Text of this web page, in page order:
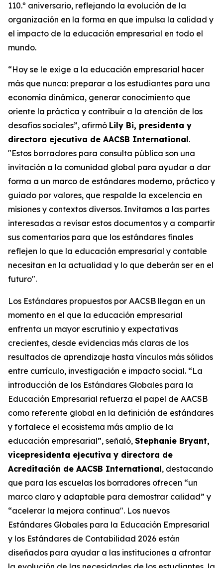
110.º aniversario, reflejando la evolución de la
organización en la forma en que impulsa la calidad y
el impacto de la educación empresarial en todo el
mundo.
“Hoy se le exige a la educación empresarial hacer
más que nunca: preparar a los estudiantes para una
economía dinámica, generar conocimiento que
oriente la práctica y contribuir a la atención de los
desafíos sociales”, afirmó Lily Bi, presidenta y
directora ejecutiva de AACSB International.
"Estos borradores para consulta pública son una
invitación a la comunidad global para ayudar a dar
forma a un marco de estándares moderno, práctico y
guiado por valores, que respalde la excelencia en
misiones y contextos diversos. Invitamos a las partes
interesadas a revisar estos documentos y a compartir
sus comentarios para que los estándares finales
reflejen lo que la educación empresarial y contable
necesitan en la actualidad y lo que deberán ser en el
futuro".
Los Estándares propuestos por AACSB llegan en un
momento en el que la educación empresarial
enfrenta un mayor escrutinio y expectativas
crecientes, desde evidencias más claras de los
resultados de aprendizaje hasta vínculos más sólidos
entre currículo, investigación e impacto social. “La
introducción de los Estándares Globales para la
Educación Empresarial refuerza el papel de AACSB
como referente global en la definición de estándares
y fortalece el ecosistema más amplio de la
educación empresarial”, señaló, Stephanie Bryant,
vicepresidenta ejecutiva y directora de
Acreditación de AACSB International, destacando
que para las escuelas los borradores ofrecen “un
marco claro y adaptable para demostrar calidad” y
“acelerar la mejora continua". Los nuevos
Estándares Globales para la Educación Empresarial
y los Estándares de Contabilidad 2026 están
diseñados para ayudar a las instituciones a afrontar